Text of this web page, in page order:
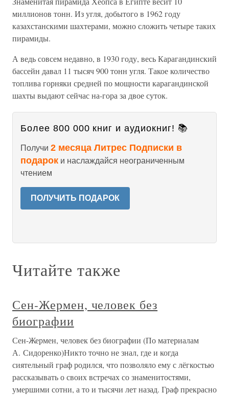
миллионов тонн. Из угля, добытого в 1962 году
казахстанскими шахтерами, можно сложить четыре таких
пирамиды.
А ведь совсем недавно, в 1930 году, весь Карагандинский
бассейн давал 11 тысяч 900 тонн угля. Такое количество
топлива горняки средней по мощности карагандинской
шахты выдают сейчас на-гора за двое суток.
Более 800 000 книг и аудиокниг! 📚
Получи 2 месяца Литрес Подписки в
подарок и наслаждайся неограниченным
чтением
ПОЛУЧИТЬ ПОДАРОК
Читайте также
Сен-Жермен, человек без
биографии
Сен-Жермен, человек без биографии (По материалам
А. Сидоренко)Никто точно не знал, где и когда
сиятельный граф родился, что позволяло ему с лёгкостью
рассказывать о своих встречах со знаменитостями,
умершими сотни, а то и тысячи лет назад. Граф прекрасно